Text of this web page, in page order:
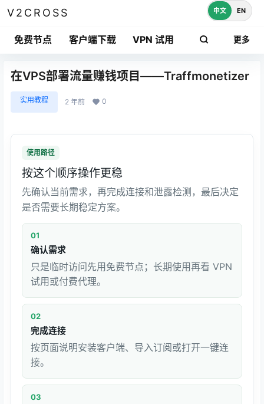
V2CROSS
免费节点 客户端下载 VPN 试用 更多
中文 EN
在VPS部署流量赚钱项目——Traffmonetizer
实用教程 2 年前 0
使用路径
按这个顺序操作更稳
先确认当前需求，再完成连接和泄露检测，最后决定
是否需要长期稳定方案。
01
确认需求
只是临时访问先用免费节点；长期使用再看 VPN
试用或付费代理。
02
完成连接
按页面说明安装客户端、导入订阅或打开一键连
接。
03